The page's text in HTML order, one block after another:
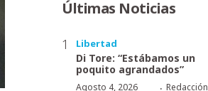
Últimas Noticias
Libertad
Di Tore: “Estábamos un
poquito agrandados”
Agosto 4, 2026
Redacción